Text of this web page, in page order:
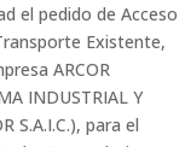
el pedido de Acceso
Existente,
ARCOR
INDUSTRIAL Y
S.A.I.C.), para el